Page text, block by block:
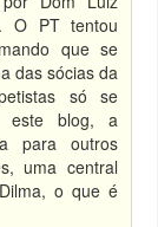
O PT tentou
que se
das sócias da
só se
este blog, a
para outros
uma central
o que é